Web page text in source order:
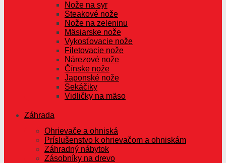
Nože na syr
Steakové nože
Nože na zeleninu
Mäsiarske nože
Vykosťovacie nože
Filetovacie nože
Nárezové nože
Čínske nože
Japonské nože
Sekáčiky
Vidličky na mäso
Záhrada
Ohrievače a ohniská
Príslušenstvo k ohrievačom a ohniskám
Záhradný nábytok
Zásobníky na drevo